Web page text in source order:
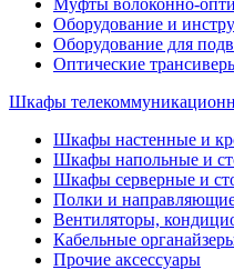
Муфты волоконно-
Оборудование и
Оборудование для
Оптические
Шкафы
Шкафы настенные и
Шкафы напольные и
Шкафы серверные и
Полки и
Вентиляторы,
Кабельные
Прочие аксеcсуары